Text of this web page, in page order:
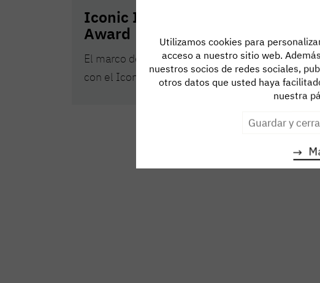
Iconic Innovative Interior
Award
El marco de diseño cascade es galardonado
con el Iconic Innovative Interior Award.
Utilizamos cookies para
acceso a nuestro sitio web.
nuestros socios de redes sociales,
otros datos que usted haya
nuestra
Guardar y